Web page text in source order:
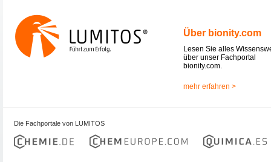
Über bionity.com
Lesen Sie alles
über unser Fachportal
bionity.com.
mehr erfahren >
Die Fachportale von LUMITOS